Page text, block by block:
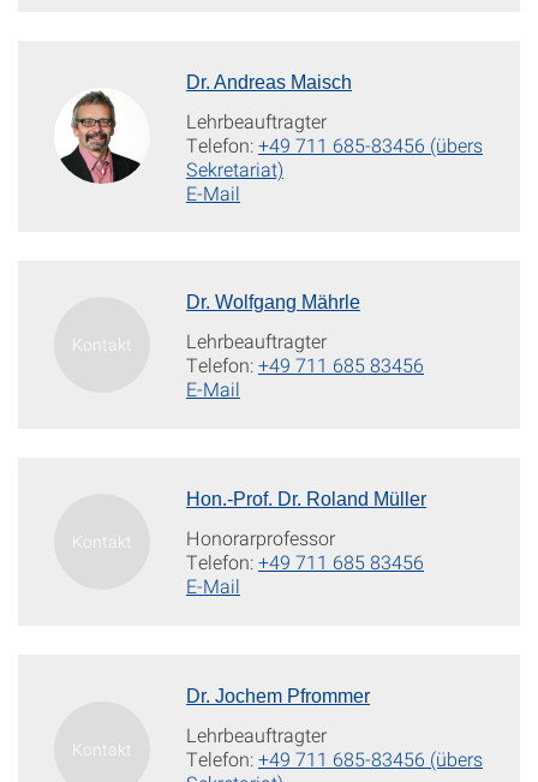
Dr. Andreas Maisch
Lehrbeauftragter
Telefon:+49 711 685-83456 (übers
Sekretariat)
E-Mail
Dr. Wolfgang Mährle
Lehrbeauftragter
Telefon:+49 711 685 83456
E-Mail
Hon.-Prof. Dr. Roland Müller
Honorarprofessor
Telefon:+49 711 685 83456
E-Mail
Dr. Jochem Pfrommer
Lehrbeauftragter
Telefon:+49 711 685-83456 (übers